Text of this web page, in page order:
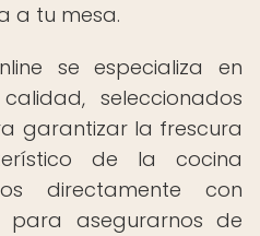
a tu mesa.
se especializa en
seleccionados
garantizar la frescura
de la cocina
directamente con
para asegurarnos de